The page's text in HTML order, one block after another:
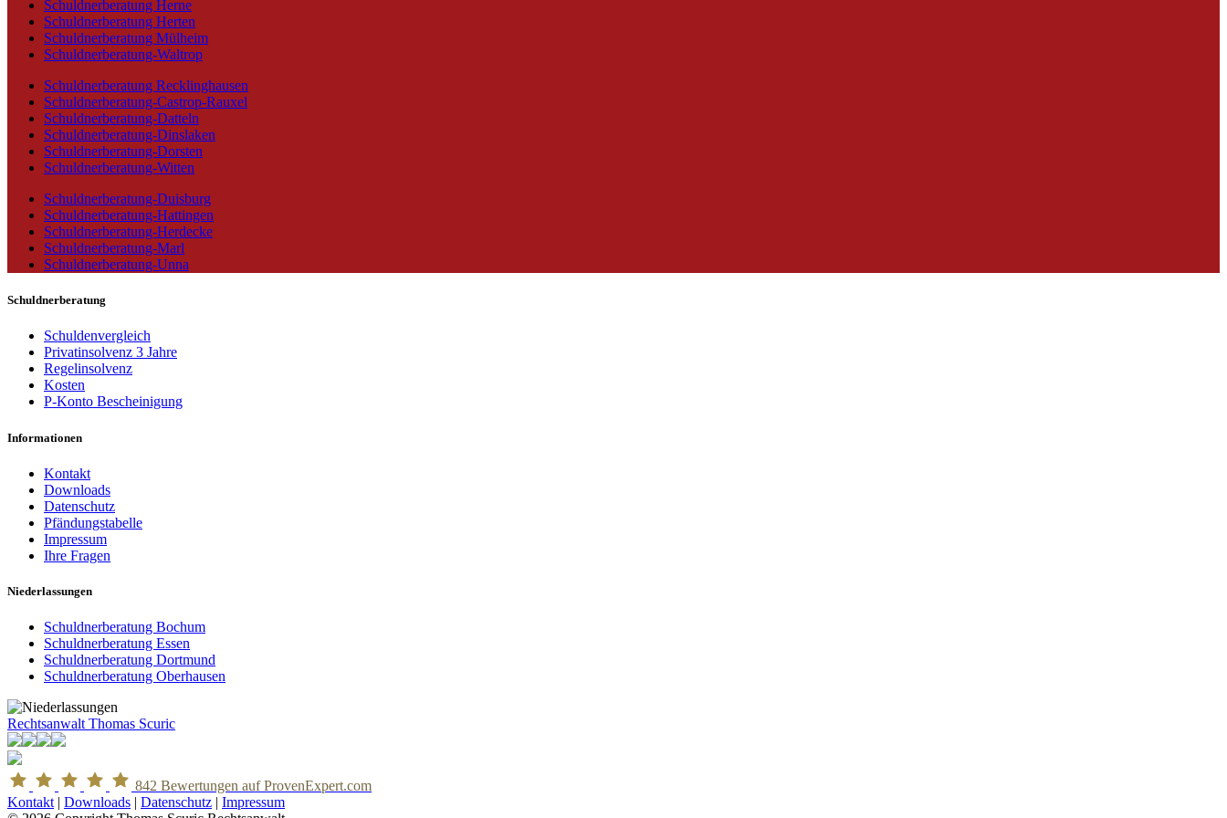
Schuldnerberatung Herne
Schuldnerberatung Herten
Schuldnerberatung Mülheim
Schuldnerberatung-Waltrop
Schuldnerberatung Recklinghausen
Schuldnerberatung-Castrop-Rauxel
Schuldnerberatung-Datteln
Schuldnerberatung-Dinslaken
Schuldnerberatung-Dorsten
Schuldnerberatung-Witten
Schuldnerberatung-Duisburg
Schuldnerberatung-Hattingen
Schuldnerberatung-Herdecke
Schuldnerberatung-Marl
Schuldnerberatung-Unna
Schuldnerberatung
Schuldenvergleich
Privatinsolvenz 3 Jahre
Regelinsolvenz
Kosten
P-Konto Bescheinigung
Informationen
Kontakt
Downloads
Datenschutz
Pfändungstabelle
Impressum
Ihre Fragen
Niederlassungen
Schuldnerberatung Bochum
Schuldnerberatung Essen
Schuldnerberatung Dortmund
Schuldnerberatung Oberhausen
Rechtsanwalt Thomas Scuric
842 Bewertungen auf ProvenExpert.com
Kontakt | Downloads | Datenschutz | Impressum